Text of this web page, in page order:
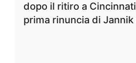
dopo il ritiro a
prima rinuncia di Jannik